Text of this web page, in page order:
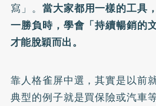
寫」。 當大家都用一樣的工具
一勝負時，學會「持續暢銷的
才能脫穎而出。
靠人格雀屏中選，其實是以前
典型的例子就是買保險或汽車